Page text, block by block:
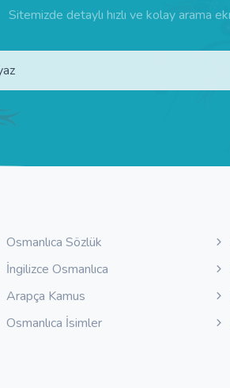
Sitemizde detaylı hızlı ve kolay arama
Osmanlıca Sözlük
İngilizce Osmanlıca
Arapça Kamus
Osmanlıca İsimler